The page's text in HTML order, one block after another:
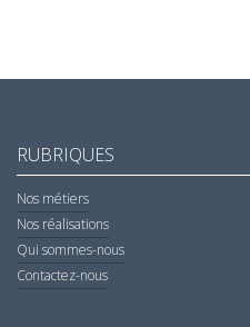
RUBRIQUES
Nos métiers
Nos réalisations
Qui sommes-nous
Contactez-nous